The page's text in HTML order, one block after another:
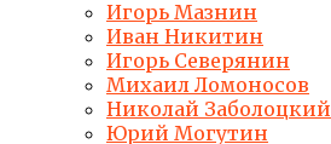
Игорь Мазнин
Иван Никитин
Игорь Северянин
Михаил Ломоносов
Николай Заболоцкий
Юрий Могутин